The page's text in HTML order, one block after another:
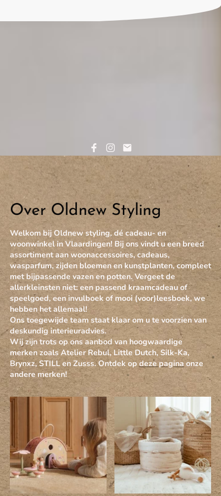
Over Oldnew Styling
Welkom bij Oldnew styling, dé cadeau- en
woonwinkel in Vlaardingen! Bij ons vindt u een breed
assortiment aan woonaccessoires, cadeaus,
wasparfum, zijden bloemen en kunstplanten, compleet
met bijpassende vazen en potten. Vergeet de
allerkleinsten niet: een passend kraamcadeau of
speelgoed, een invulboek of mooi (voor)leesboek, we
hebben het allemaal!
Ons toegewijde team staat klaar om u te voorzien van
deskundig interieuradvies.
Wij zijn trots op ons aanbod van hoogwaardige
merken zoals Atelier Rebul, Little Dutch, Silk-Ka,
Brynxz, STILL en Zusss. Ontdek opdeze paginaonze
andere merken!